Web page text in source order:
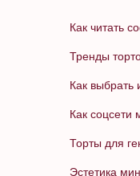
Как читать
Тренды
Как выбрать
Как соцсети
Торты для
Эстетика